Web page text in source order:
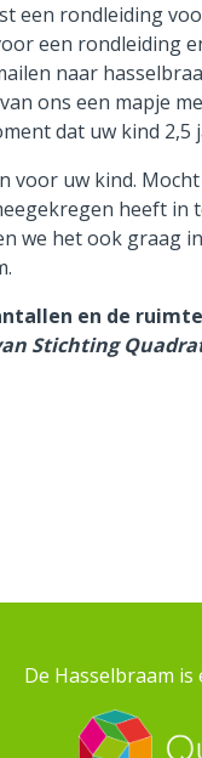
een rondleiding
een rondleiding
naar
ons een mapje
dat uw kind 2,5
voor uw kind.
heeft in
we het ook graag
en de
Stichting
De Hasselbraam